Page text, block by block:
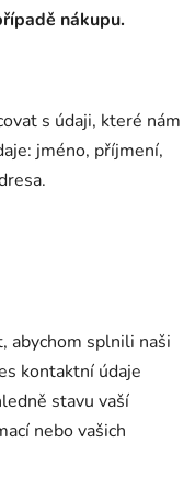
nákupu.
s údaji, které nám
jméno, příjmení,
abychom splnili naši
kontaktní údaje
stavu vaší
nebo vašich